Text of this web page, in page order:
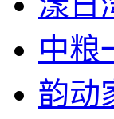
中粮
韵动